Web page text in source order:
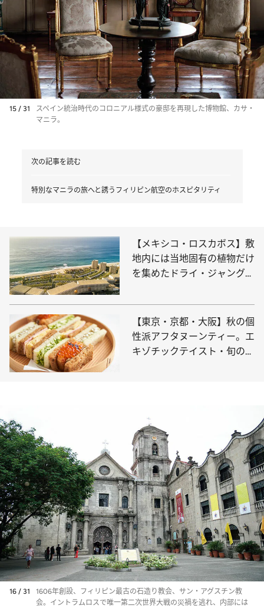
15 / 31
スペイン統治時代のコロニアル様式の豪邸を再現した博物館、カサ・
マニラ。
次の記事を読む
特別なマニラの旅へと誘うフィリピン航空のホスピタリティ
【メキシコ・ロスカボス】敷
地内には当地固有の植物だけ
を集めたドライ・ジャングル
ー・コレクション・リゾー
ト・ロスカボス」
【東京・京都・大阪】秋の個
性派アフタヌーンティー。エ
キゾチックテイスト・旬の味
16 / 31
1606年創設、フィリピン最古の石造り教会、サン・アグスチン教
会。イントラムロスで唯一第二次世界大戦の災禍を逃れ、内部には